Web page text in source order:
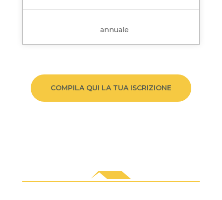
annuale
COMPILA QUI LA TUA ISCRIZIONE